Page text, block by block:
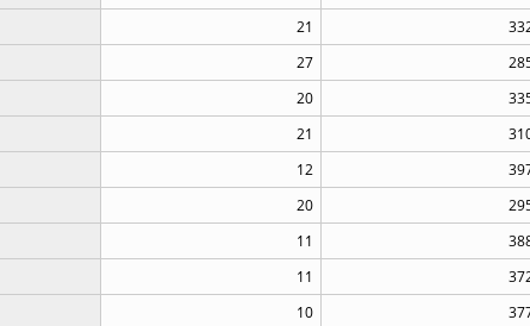
21
27
20
21
12
20
11
11
10